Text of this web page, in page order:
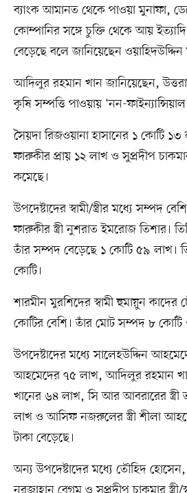
ব্যাংক আমানত থেকে পাওয়া মুনাফা,
কোম্পানির সঙ্গে চুক্তি থেকে আয়
বেড়েছে বলে জানিয়েছেন ওয়াহিদউদ্দিন
আদিলুর রহমান খান জানিয়েছেন,
কৃষি সম্পত্তি পাওয়ায় ‘নন-
সৈয়দা রিজওয়ানা হাসানের ১ কোটি
ফারুকীর প্রায় ১২ লাখ ও সুপ্রদীপ
কমেছে।
উপদেষ্টাদের স্বামী/স্ত্রীর মধ্যে সম্পদ
ফারুকীর স্ত্রী নুশরাত ইমরোজ তিশার।
তাঁর সম্পদ বেড়েছে ১ কোটি ৫৯ লাখ।
কোটি।
শারমীন মুরশিদের স্বামী হুমায়ুন
কোটির বেশি। তাঁর মোট সম্পদ ৮ কোটি
উপদেষ্টাদের মধ্যে সালেহউদ্দিন
আহমেদের ৭৫ লাখ, আদিলুর রহমান
খানের ৬৪ লাখ, সি আর আবরারের স্ত্রী
লাখ ও আসিফ নজরুলের স্ত্রী শীলা
টাকা বেড়েছে।
অন্য উপদেষ্টাদের মধ্যে তৌহিদ